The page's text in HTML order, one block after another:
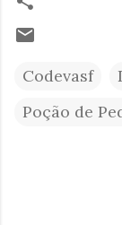
Codevasf
Poção de